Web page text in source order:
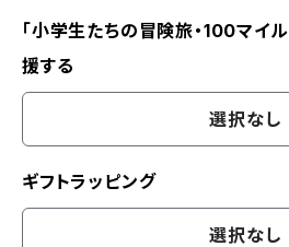
「小学生たちの冒険旅・100マイ
援する
選択なし
ギフトラッピング
選択なし